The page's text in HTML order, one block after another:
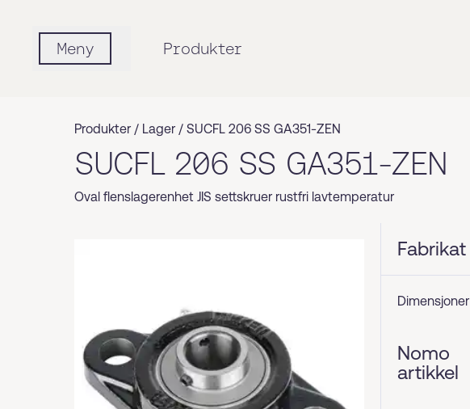
Meny Produkter
Produkter / Lager / SUCFL 206 SS GA351-ZEN
SUCFL 206 SS GA351-ZEN
Oval flenslagerenhet JIS settskruer rustfri lavtemperatur
Fabrikat
Dimensjoner
Nomo
artikkel